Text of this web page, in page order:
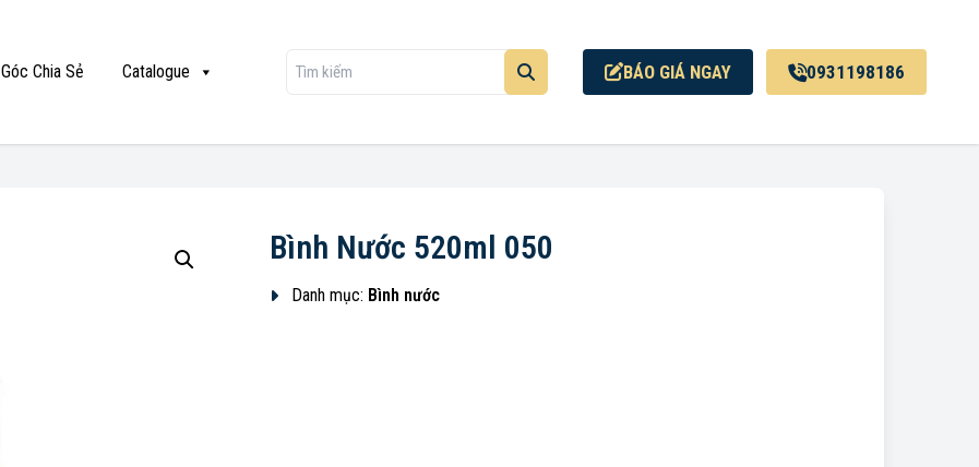
Góc Chia Sẻ Catalogue BÁO GIÁ NGAY 0931198186
Bình Nước 520ml 050
Danh mục: Bình nước